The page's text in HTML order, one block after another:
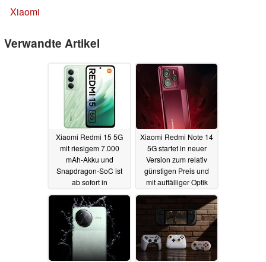
Xiaomi
Verwandte Artikel
Xiaomi Redmi 15 5G
mit riesigem 7.000
mAh-Akku und
Snapdragon-SoC ist
ab sofort in
Deutschland bestellbar
01.08.2025
Xiaomi Redmi Note 14
5G startet in neuer
Version zum relativ
günstigen Preis und
mit auffälliger Optik
29.07.2025